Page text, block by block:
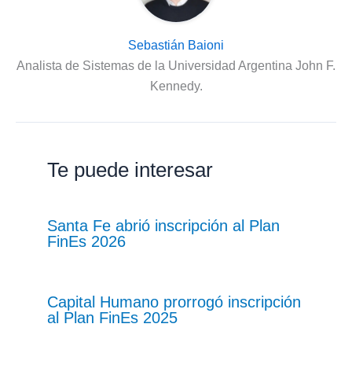
Sebastián Baioni
Analista de Sistemas de la Universidad Argentina John F.
Kennedy.
Te puede interesar
Santa Fe abrió inscripción al Plan
FinEs 2026
Capital Humano prorrogó inscripción
al Plan FinEs 2025